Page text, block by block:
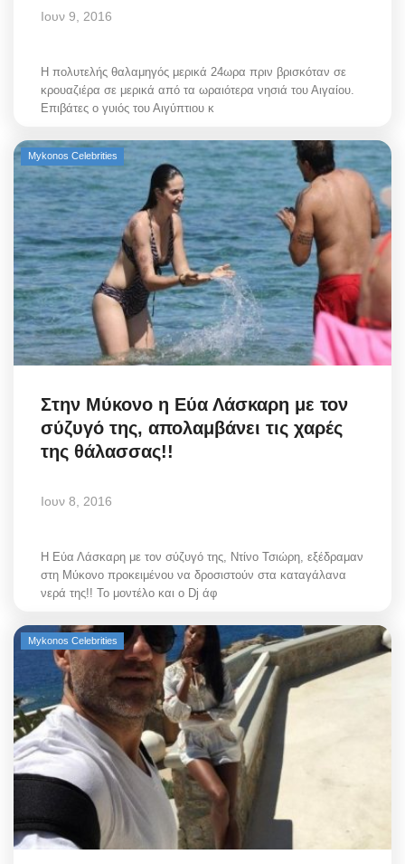
Ιουν 9, 2016
Η πολυτελής θαλαμηγός μερικά 24ωρα πριν βρισκόταν σε
κρουαζιέρα σε μερικά από τα ωραιότερα νησιά του Αιγαίου.
Επιβάτες ο γυιός του Αιγύπτιου κ
Mykonos Celebrities
Στην Μύκονο η Εύα Λάσκαρη με τον
σύζυγό της, απολαμβάνει τις χαρές
της θάλασσας!!
Ιουν 8, 2016
Η Εύα Λάσκαρη με τον σύζυγό της, Ντίνο Τσιώρη, εξέδραμαν
στη Μύκονο προκειμένου να δροσιστούν στα καταγάλανα
νερά της!! Το μοντέλο και ο Dj άφ
Mykonos Celebrities